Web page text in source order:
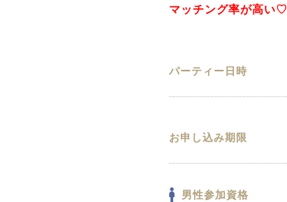
マッチング率が高い♡
パーティー日時
お申し込み期限
男性参加資格